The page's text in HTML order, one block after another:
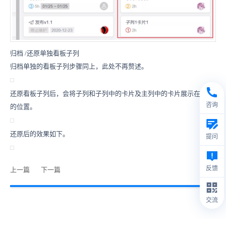
归档 /还原单独看板子列
归档单独的看板子列步骤同上，此处不再赘述。
还原看板子列后，会将子列和子列中的卡片及主列中的卡片展示在之前
的位置。
还原后的效果如下。
上一篇 下一篇
咨询
提问
反馈
交流